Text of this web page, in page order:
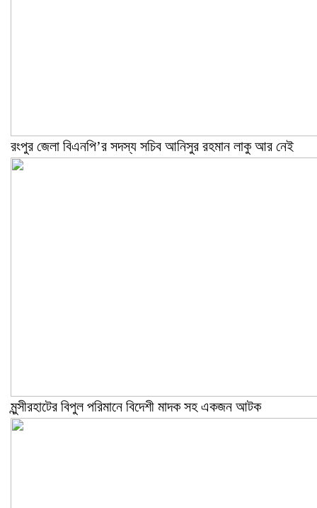
রংপুর জেলা বিএনপি’র সদস্য সচিব আনিসুর রহমান লাকু আর নেই
মুন্সীরহাটের বিপুল পরিমানে বিদেশী মাদক সহ একজন আটক